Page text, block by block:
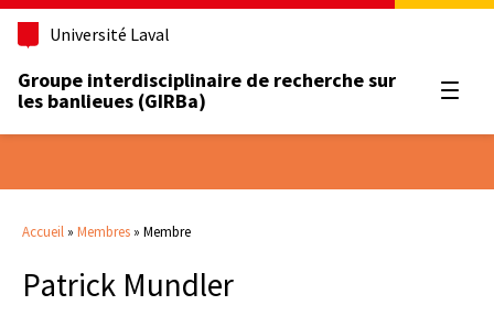
Université Laval
Groupe interdisciplinaire de recherche sur
les banlieues (GIRBa)
Accueil » Membres » Membre
Patrick Mundler